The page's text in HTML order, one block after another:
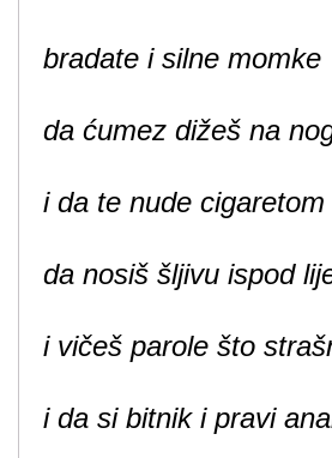
bradate i silne momke
da ćumez dižeš na
i da te nude
da nosiš šljivu ispod
i vičeš parole što
i da si bitnik i pravi